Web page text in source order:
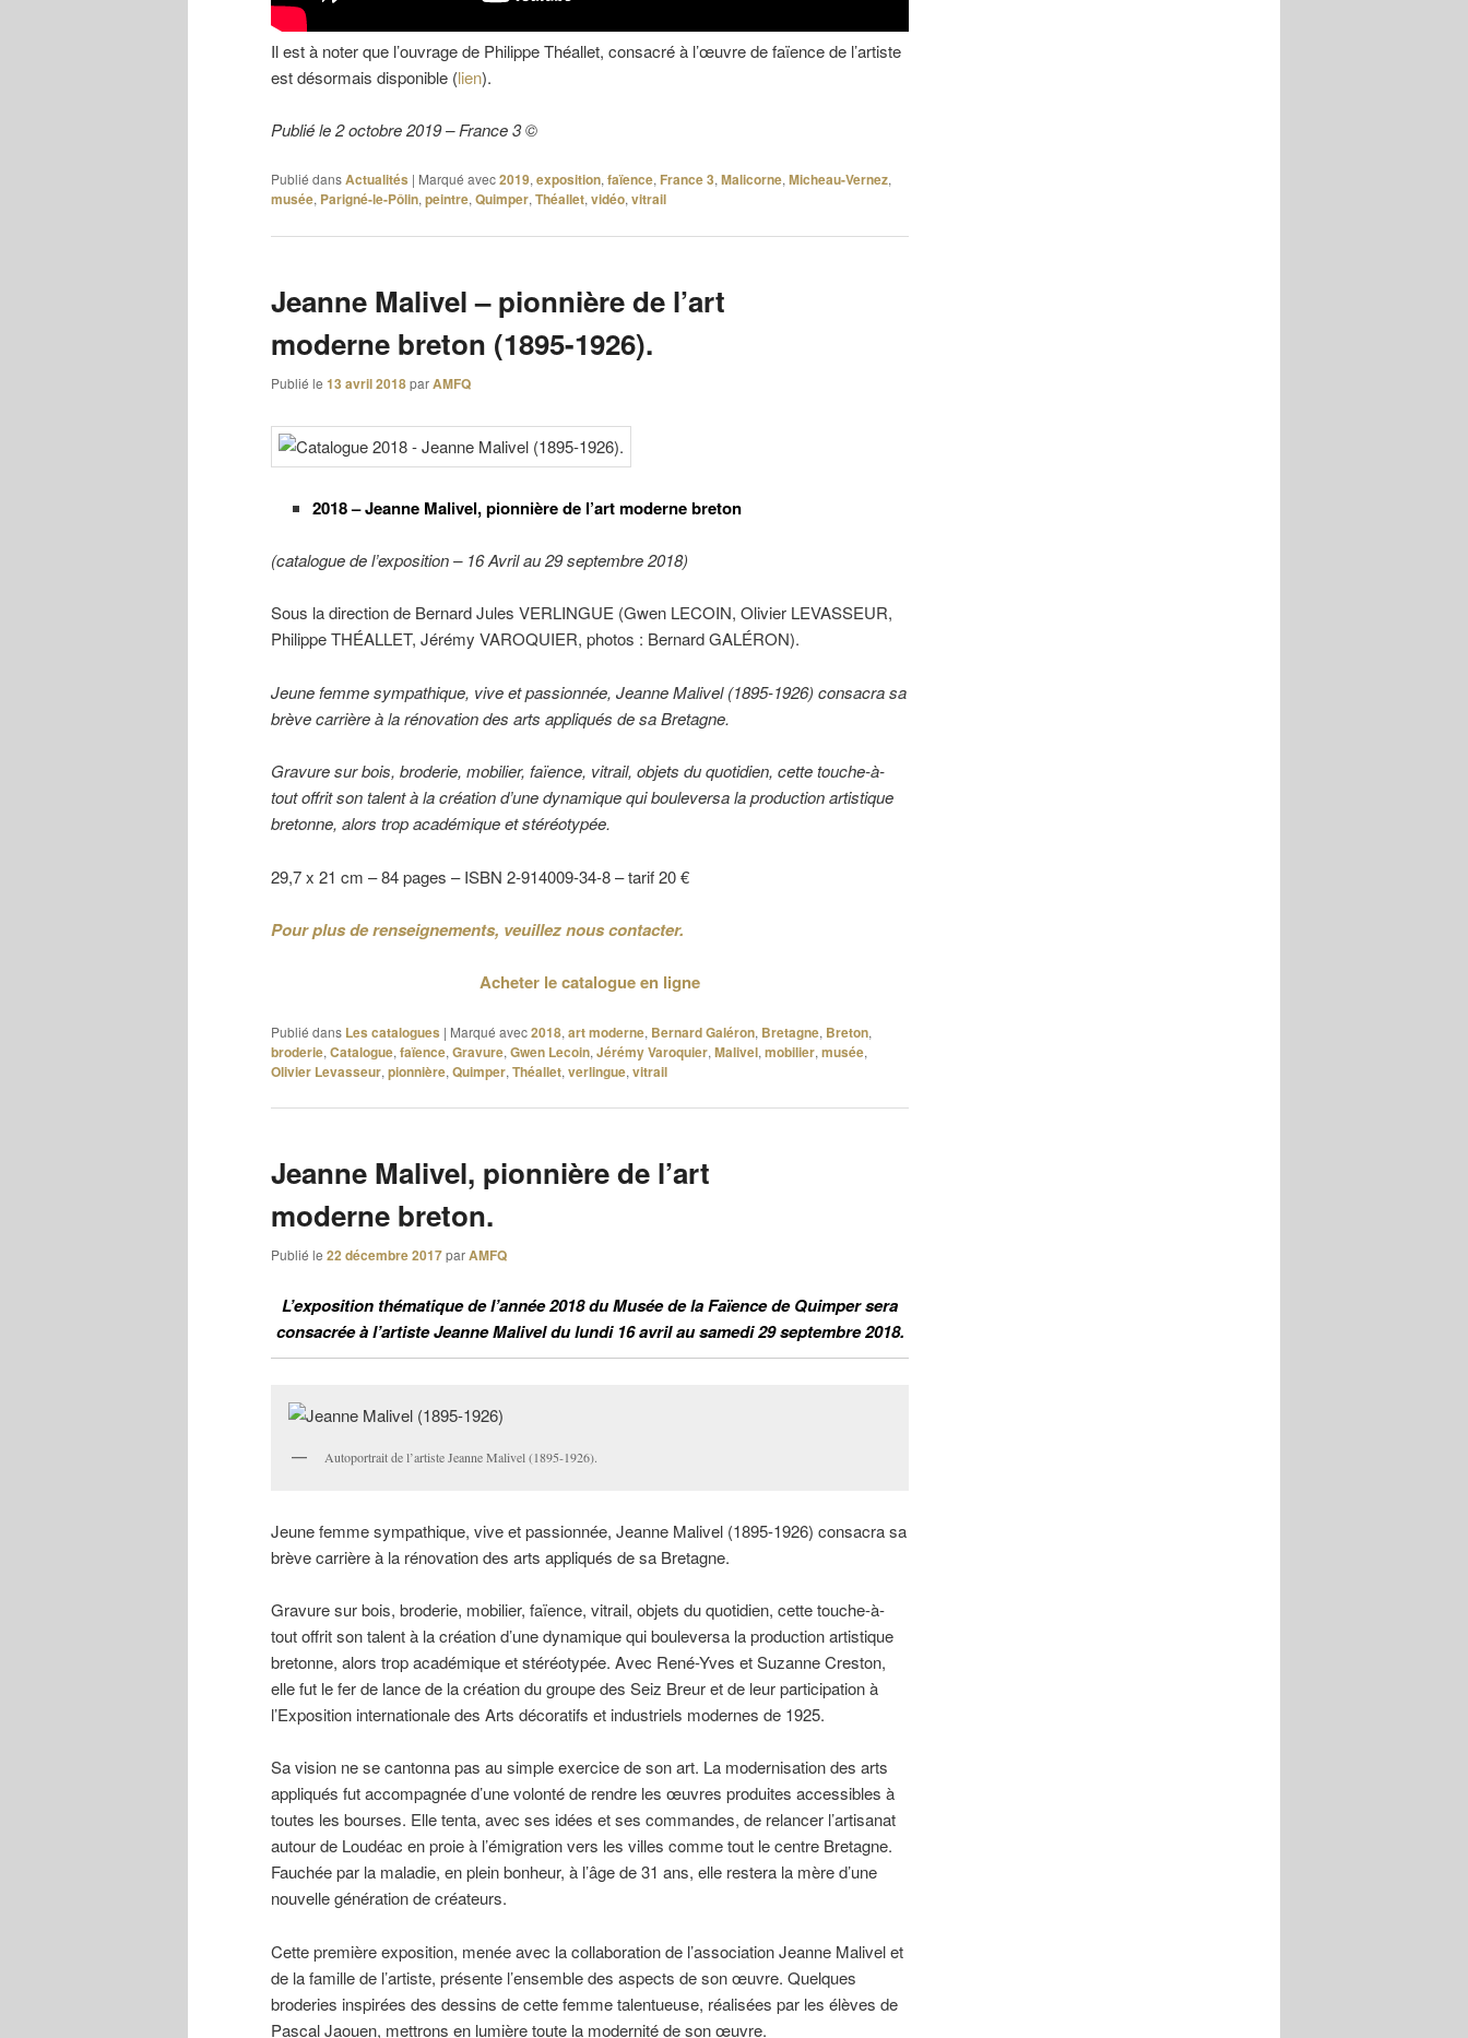
Il est à noter que l’ouvrage de Philippe Théallet, consacré à l’œuvre de faïence de l’artiste
est désormais disponible (lien).
Publié le 2 octobre 2019 – France 3 ©
Publié dansActualités | Marqué avec2019, exposition, faïence, France 3, Malicorne, Micheau-Vernez,
musée, Parigné-le-Pôlin, peintre, Quimper, Théallet, vidéo, vitrail
Jeanne Malivel – pionnière de l’art
moderne breton (1895-1926).
Publié le 13 avril 2018parAMFQ
2018 – Jeanne Malivel, pionnière de l’art moderne breton
(catalogue de l’exposition – 16 Avril au 29 septembre 2018)
Sous la direction de Bernard Jules VERLINGUE (Gwen LECOIN, Olivier LEVASSEUR,
Philippe THÉALLET, Jérémy VAROQUIER, photos : Bernard GALÉRON).
Jeune femme sympathique, vive et passionnée, Jeanne Malivel (1895-1926) consacra sa
brève carrière à la rénovation des arts appliqués de sa Bretagne.
Gravure sur bois, broderie, mobilier, faïence, vitrail, objets du quotidien, cette touche-à-
tout offrit son talent à la création d’une dynamique qui bouleversa la production artistique
bretonne, alors trop académique et stéréotypée.
29,7 x 21 cm – 84 pages – ISBN 2-914009-34-8 – tarif 20 €
Pour plus de renseignements, veuillez nous contacter.
Acheter le catalogue en ligne
Publié dans Les catalogues | Marqué avec2018, art moderne, Bernard Galéron, Bretagne, Breton,
broderie, Catalogue, faïence, Gravure, Gwen Lecoin, Jérémy Varoquier, Malivel, mobilier, musée,
Olivier Levasseur, pionnière, Quimper, Théallet, verlingue, vitrail
Jeanne Malivel, pionnière de l’art
moderne breton.
Publié le 22 décembre 2017parAMFQ
L’exposition thématique de l’année 2018 du Musée de la Faïence de Quimper sera
consacrée à l’artiste Jeanne Malivel du lundi 16 avril au samedi 29 septembre 2018.
Autoportrait de l’artiste Jeanne Malivel (1895-1926).
Jeune femme sympathique, vive et passionnée, Jeanne Malivel (1895-1926) consacra sa
brève carrière à la rénovation des arts appliqués de sa Bretagne.
Gravure sur bois, broderie, mobilier, faïence, vitrail, objets du quotidien, cette touche-à-
tout offrit son talent à la création d’une dynamique qui bouleversa la production artistique
bretonne, alors trop académique et stéréotypée. Avec René-Yves et Suzanne Creston,
elle fut le fer de lance de la création du groupe des Seiz Breur et de leur participation à
l’Exposition internationale des Arts décoratifs et industriels modernes de 1925.
Sa vision ne se cantonna pas au simple exercice de son art. La modernisation des arts
appliqués fut accompagnée d’une volonté de rendre les œuvres produites accessibles à
toutes les bourses. Elle tenta, avec ses idées et ses commandes, de relancer l’artisanat
autour de Loudéac en proie à l’émigration vers les villes comme tout le centre Bretagne.
Fauchée par la maladie, en plein bonheur, à l’âge de 31 ans, elle restera la mère d’une
nouvelle génération de créateurs.
Cette première exposition, menée avec la collaboration de l’association Jeanne Malivel et
de la famille de l’artiste, présente l’ensemble des aspects de son œuvre. Quelques
broderies inspirées des dessins de cette femme talentueuse, réalisées par les élèves de
Pascal Jaouen, mettrons en lumière toute la modernité de son œuvre.